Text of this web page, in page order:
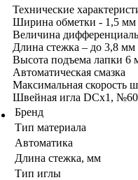
Технические
Ширина обметки - 1,5 мм
Величина
Длина стежка – до 3,8 мм
Высота подъема лапки 6
Автоматическая смазка
Максимальная скорость
Швейная игла DСx1, №60
Бренд
Тип материала
Автоматика
Длина стежка, мм
Тип иглы